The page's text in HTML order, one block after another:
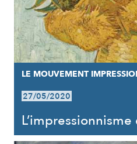
LE MOUVEMENT
27/05/2020